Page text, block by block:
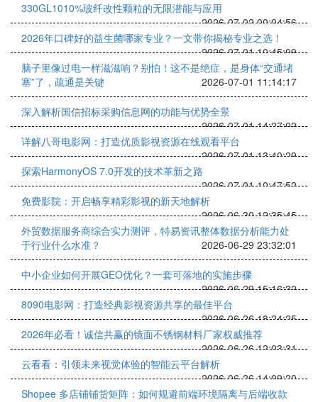
330GL1010%玻纤改性颗粒的无限潜能与应用
2026-07-02 00:04:56
2026年口碑好的益生菌哪家专业？一文带你揭秘专业之选！
2026-07-01 10:45:09
脑子里像过电一样滋滋响？别怕！这不是绝症，是身体“交通堵
塞”了，疏通是关键
2026-07-01 11:14:17
深入解析国信招标采购信息网的功能与优势全景
2026-07-01 14:27:02
详解八哥电影网：打造优质影视资源在线观看平台
2026-07-01 13:40:29
探索HarmonyOS 7.0开发的技术革新之路
2026-07-01 10:47:52
免费影院：开启畅享精彩影视的新天地解析
2026-06-30 12:35:45
外贸数据服务商综合实力测评，特易资讯整体数据分析能力处
于行业什么水准？
2026-06-29 23:32:01
中小企业如何开展GEO优化？一套可落地的实施步骤
2026-06-29 15:16:32
8090电影网：打造经典影视资源共享的最佳平台
2026-06-26 18:24:25
2026年必看！诚信共赢的镜面不锈钢材料厂家权威推荐
2026-06-26 12:03:31
云看看：引领未来视觉体验的智能云平台解析
2026-06-26 14:09:20
Shopee 多店铺铺货矩阵：如何规避前端环境隔离与后端收款